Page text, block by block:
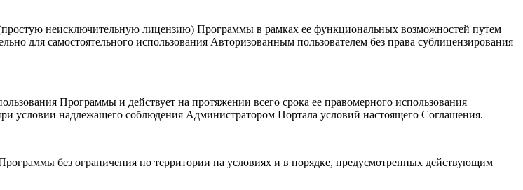
неисключительную лицензию) Программы в рамках ее функциональных возможностей путем
для самостоятельного использования Авторизованным пользователем без права сублицензирования
Программы и действует на протяжении всего срока ее правомерного использования
условии надлежащего соблюдения Администратором Портала условий настоящего Соглашения.
без ограничения по территории на условиях и в порядке, предусмотренных действующим